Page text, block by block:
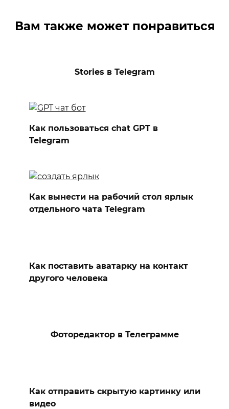
Вам также может понравиться
Stories в Telegram
Как пользоваться chat GPT в
Telegram
Как вынести на рабочий стол ярлык
отдельного чата Telegram
Как поставить аватарку на контакт
другого человека
Фоторедактор в Телеграмме
Как отправить скрытую картинку или
видео